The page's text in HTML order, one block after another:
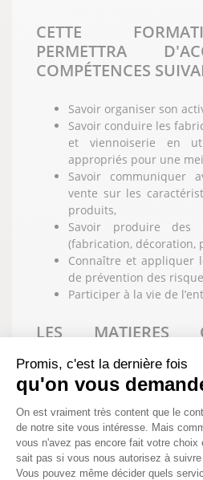
Promis, c'est la dernière fois
qu'on vous
Plateforme de
On est vraiment très content que le
de notre site vous intéresse. Mais
vous n'avez pas encore fait votre choix
sait pas si vous nous autorisez à
Vous pouvez même décider quels
CETTE
PERMETTRA
COMPÉTENCES
Savoir organiser son
Savoir conduire les
et viennoiserie en
appropriés pour une
Savoir communiquer
vente sur les
produits,
Savoir produire des
(fabrication, décoration,
Connaître et appliquer
de prévention des
Participer à la vie de
LES MATIERES
Pratique professionnelle
Technologie
Connaissance de
Gestion appliquée
Sciences appliquées
Arts appliqués